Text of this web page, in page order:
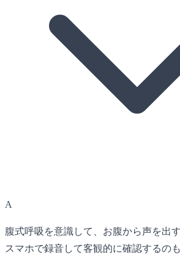
A
腹式呼吸を意識して、お腹から声を出
スマホで録音して客観的に確認するの